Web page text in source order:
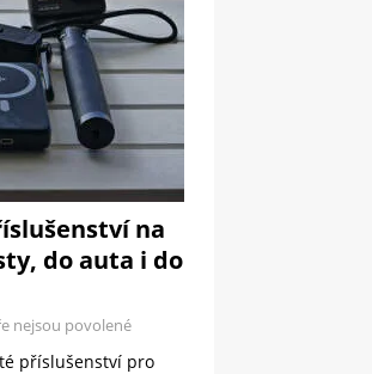
na
do auta i do
nejsou povolené
příslušenství pro